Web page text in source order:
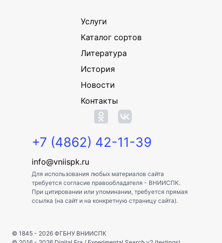
Услуги
Каталог сортов
Литература
История
Новости
Контакты
+7 (4862) 42-11-39
info@vniispk.ru
Для использования любых материалов сайта
требуется согласие правообладателя - ВНИИСПК.
При цитировании или упоминании, требуется прямая
ссылка (на сайт и на конкретную страницу сайта).
© 1845 - 2026 ФГБНУ ВНИИСПК